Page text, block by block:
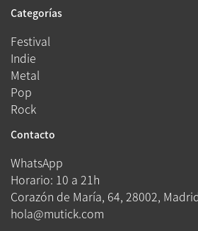
Categorías
Festival
Indie
Metal
Pop
Rock
Contacto
WhatsApp
Horario: 10 a 21h
Corazón de María, 64, 28002,
hola@mutick.com